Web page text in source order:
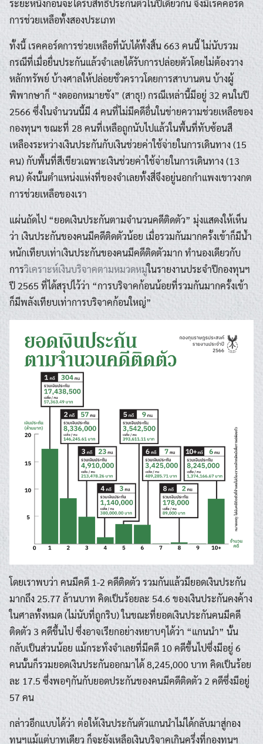
ระยะหนึ่งก่อนจะได้รับสิทธิประกันตัวในปีเดียวกัน จึงมีเรคคอร์ด
การช่วยเหลือทั้งสองประเภท
ทั้งนี้ เรคคอร์ดการช่วยเหลือที่นับได้ทั้งสิ้น 663 คนนี้ ไม่นับรวม
กรณีที่เมื่อยื่นประกันแล้วจำเลยได้รับการปล่อยตัวโดยไม่ต้องวาง
หลักทรัพย์ บ้างศาลให้ปล่อยชั่วคราวโดยการสาบานตน บ้างผู้
พิพากษาก็ “งดออกหมายขัง” (สาธุ!) กรณีเหล่านี้มีอยู่ 32 คนในปี
2566 ซึ่งในจำนวนนี้มี 4 คนที่ไม่มีคดีอื่นในข่ายความช่วยเหลือของ
กองทุนฯ ขณะที่ 28 คนที่เหลือถูกนับไปแล้วในพื้นที่ทับซ้อนสี
เหลืองระหว่างเงินประกันกับเงินช่วยค่าใช้จ่ายในการเดินทาง (15
คน) กับพื้นที่สีเขียวเฉพาะเงินช่วยค่าใช้จ่ายในการเดินทาง (13
คน) ดังนั้นตำแหน่งแห่งที่ของจำเลยทั้งสี่จึงอยู่นอกกำแพงเขาวงกต
การช่วยเหลือของเรา
แผ่นถัดไป “ยอดเงินประกันตามจำนวนคดีติดตัว” มุ่งแสดงให้เห็น
ว่า เงินประกันของคนมีคดีติดตัวน้อย เมื่อรวมกันมากครั้งเข้าก็มีน้ำ
หนักเทียบเท่าเงินประกันของคนมีคดีติดตัวมาก ทำนองเดียวกับ
การวิเคราะห์เงินบริจาคตามหมวดหมู่ในรายงานประจำปีกองทุนฯ
ปี 2565 ที่ได้สรุปไว้ว่า “การบริจาคก้อนน้อยที่รวมกันมากครั้งเข้า
ก็มีพลังเทียบเท่าการบริจาคก้อนใหญ่”
โดยเราพบว่า คนมีคดี 1-2 คดีติดตัว รวมกันแล้วมียอดเงินประกัน
มากถึง 25.77 ล้านบาท คิดเป็นร้อยละ 54.6 ของเงินประกันคงค้าง
ในศาลทั้งหมด (ไม่นับที่ถูกริบ) ในขณะที่ยอดเงินประกันคนมีคดี
ติดตัว 3 คดีขึ้นไป ซึ่งอาจเรียกอย่างหยาบๆได้ว่า “แกนนำ” นั้น
กลับเป็นส่วนน้อย แม้กระทั่งจำเลยที่มีคดี 10 คดีขึ้นไปซึ่งมีอยู่ 6
คนนั้นก็รวมยอดเงินประกันออกมาได้ 8,245,000 บาท คิดเป็นร้อย
ละ 17.5 ซึ่งพอๆกันกับยอดประกันของคนมีคดีติดตัว 2 คดีซึ่งมีอยู่
57 คน
กล่าวอีกแบบได้ว่า ต่อให้เงินประกันตัวแกนนำไม่ได้กลับมาสู่กอง
ทุนฯแม้แต่บาทเดียว ก็จะยังเหลือเงินบริจาคเกินครึ่งที่กองทุนฯ